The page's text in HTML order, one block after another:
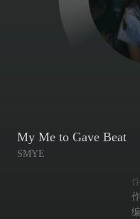
My Me to Gave Beat
SMYE